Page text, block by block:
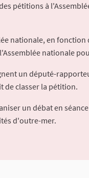
pétitions à
nationale, en
nationale
un député-
de classer la pétition.
un débat en
d'outre-mer.